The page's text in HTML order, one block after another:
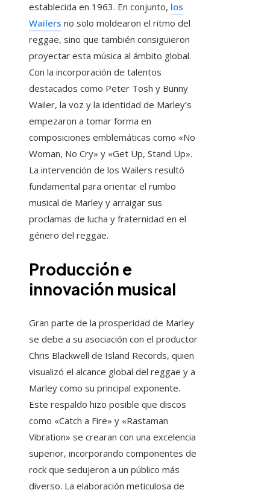
establecida en 1963. En conjunto, los
Wailers no solo moldearon el ritmo del
reggae, sino que también consiguieron
proyectar esta música al ámbito global.
Con la incorporación de talentos
destacados como Peter Tosh y Bunny
Wailer, la voz y la identidad de Marley’s
empezaron a tomar forma en
composiciones emblemáticas como «No
Woman, No Cry» y «Get Up, Stand Up».
La intervención de los Wailers resultó
fundamental para orientar el rumbo
musical de Marley y arraigar sus
proclamas de lucha y fraternidad en el
género del reggae.
Producción e
innovación musical
Gran parte de la prosperidad de Marley
se debe a su asociación con el productor
Chris Blackwell de Island Records, quien
visualizó el alcance global del reggae y a
Marley como su principal exponente.
Este respaldo hizo posible que discos
como «Catch a Fire» y «Rastaman
Vibration» se crearan con una excelencia
superior, incorporando componentes de
rock que sedujeron a un público más
diverso. La elaboración meticulosa de